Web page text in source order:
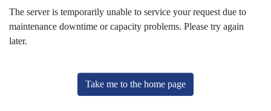
The server is temporarily unable to service your request due to
maintenance downtime or capacity problems. Please try again
later.
Take me to the home page